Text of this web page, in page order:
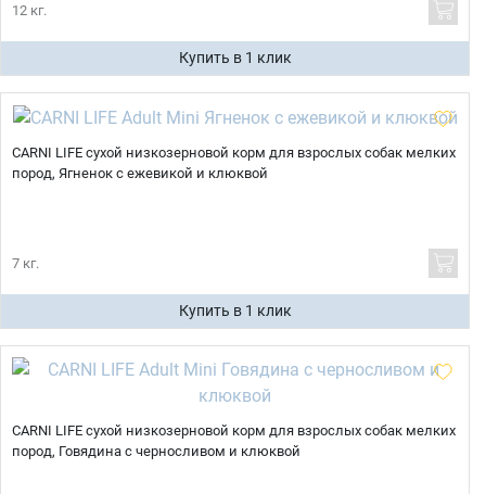
12 кг.
Купить в 1 клик
CARNI LIFE сухой низкозерновой корм для взрослых собак мелких
пород, Ягненок с ежевикой и клюквой
7 кг.
Купить в 1 клик
CARNI LIFE сухой низкозерновой корм для взрослых собак мелких
пород, Говядина с черносливом и клюквой